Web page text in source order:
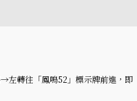
轉往「鳳鳴52」標示牌前進，即